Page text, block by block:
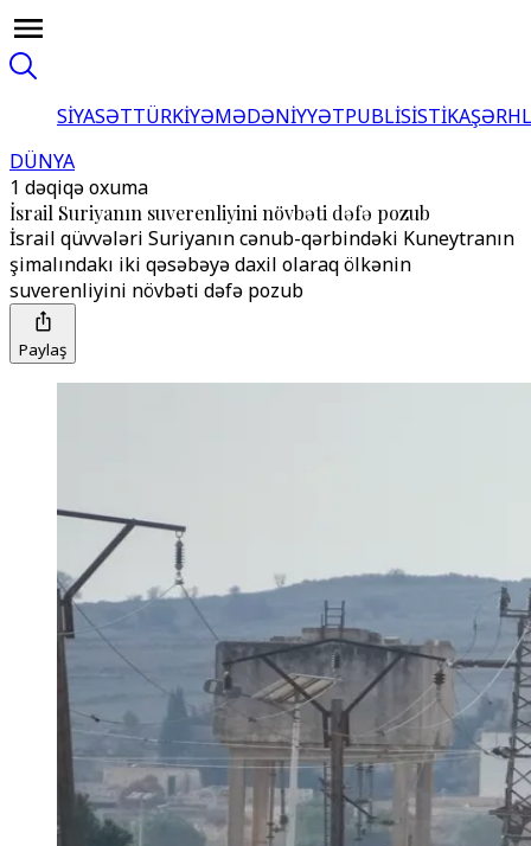
SİYASƏTTÜRKİYƏMƏDƏNİYYƏTPUBLİSİSTİKA
DÜNYA
1 dəqiqə oxuma
İsrail Suriyanın suverenliyini növbəti dəfə pozub
İsrail qüvvələri Suriyanın cənub-qərbindəki Kuneytranın
şimalındakı iki qəsəbəyə daxil olaraq ölkənin
suverenliyini növbəti dəfə pozub
Paylaş